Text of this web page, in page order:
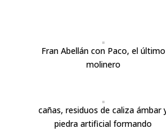
Fran Abellán con Paco, el último
molinero
cañas, residuos de caliza ámbar
piedra artificial formando